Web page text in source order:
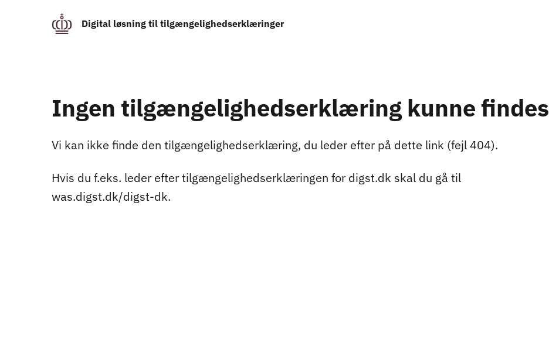
Digital løsning til tilgængelighedserklæringer
Ingen tilgængelighedserklæring kunne findes
Vi kan ikke finde den tilgængelighedserklæring, du leder efter på dette link (fejl 404).
Hvis du f.eks. leder efter tilgængelighedserklæringen for digst.dk skal du gå til
was.digst.dk/digst-dk.